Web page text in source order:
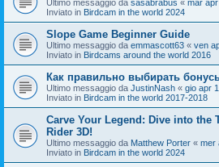
Ultimo messaggio da sasabrabus « mar
Inviato in Birdcam in the world 2024
Slope Game Beginner Guide
Ultimo messaggio da emmascott63 « ven
Inviato in Birdcams around the world 2016
Как правильно выбирать
Ultimo messaggio da JustinNash « gio apr
Inviato in Birdcam in the world 2017-2018
Carve Your Legend: Dive into
Rider 3D!
Ultimo messaggio da Matthew Porter « mer
Inviato in Birdcam in the world 2024